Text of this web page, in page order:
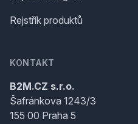
Rejstřík produktů
KONTAKT
B2M.CZ s.r.o.
Šafránkova 1243/3
155 00 Praha 5